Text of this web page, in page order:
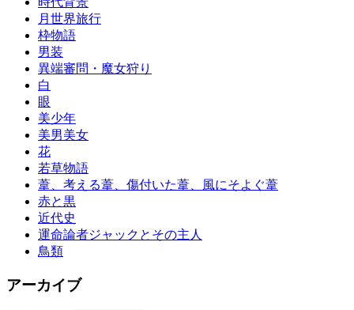
月世界旅行
枠物語
男装
異端審問・魔女狩り
白
眼
美少年
美男美女
花
若草物語
葦、考える葦、傷付いた葦、風にそよぐ葦
赤と黒
近代史
運命論者ジャックとその主人
鳥類
アーカイブ